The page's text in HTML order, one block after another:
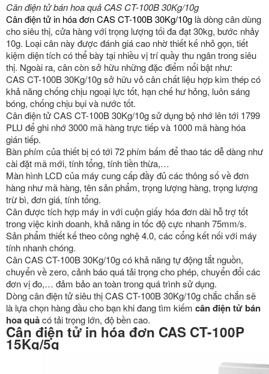
Cân điện tử bán hoa quả CAS CT-100B 30Kg/10g
Cân điện tử in hóa đơn CAS CT-100B 30Kg/10g là dòng cân dùng
cho siêu thị, cửa hàng với trọng lượng tối đa đạt 30kg, bước nhảy
10g. Loại cân này được đánh giá cao nhờ thiết kế nhỏ gọn, tiết
kiệm diện tích có thể bày tại nhiều vị trí quầy thu ngân trong siêu
thị. Ngoài ra, cân còn sở hữu những đặc điểm nổi bật như:
CAS CT-100B 30Kg/10g sở hữu vỏ cân chất liệu hợp kim thép có
khả năng chống chịu ngoại lực tốt, hạn chế hư hỏng, luôn sáng
bóng, chống chịu bụi và nước tốt.
Cân điện tử CAS CT-100B 30Kg/10g sử dụng bộ nhớ lên tới 1799
PLU để ghi nhớ 3000 mã hàng trực tiếp và 1000 mã hàng hóa
gián tiếp.
Bàn phím của thiết bị có tới 72 phím bấm để thao tác dễ dàng như
cài đặt mã mới, tính tổng, tính tiền thừa,…
Màn hình LCD của máy cung cấp đầy đủ các thông số về đơn
hàng như mã hàng, tên sản phẩm, trọng lượng hàng, trọng lượng
trừ bì, đơn giá, tính tổng.
Cân được tích hợp máy in với cuộn giấy hóa đơn dài hỗ trợ tốt
trong việc kinh doanh, khả năng in tốc độ cực nhanh 75mm/s.
Sản phẩm thiết kế theo công nghệ 4.0, các cổng kết nối với máy
tính nhanh chóng.
Cân CAS CT-100B 30Kg/10g có khả năng tự động tắt nguồn,
chuyển về zero, cảnh báo quá tải trọng cho phép, chuyển đổi các
đơn vị đo,… đảm bảo an toàn trong quá trình sử dụng.
Dòng cân điện tử siêu thị CAS CT-100B 30Kg/10g chắc chắn sẽ
là lựa chọn hàng đầu cho bạn khi đang tìm kiếm cân điện tử bán
hoa quảcó tải trọng lớn, độ bền cao.
Cân điện tử in hóa đơn CAS CT-100P
15Kg/5g